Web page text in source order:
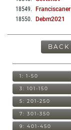
18549. Franciscaner
18550. Debm2021
BACK
1: 1-50
3: 101-150
5: 201-250
7: 301-350
9: 401-450